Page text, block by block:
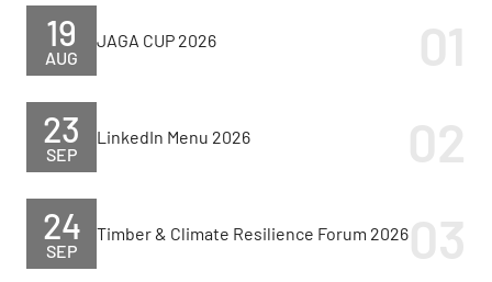
AUG
19 JAGA CUP 2026
SEP
23 LinkedIn Menu 2026
SEP
24 Timber & Climate Resilience Forum 2026